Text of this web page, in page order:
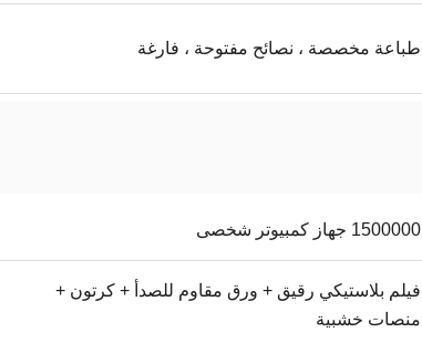
طباعة مخصصة ، نصائح مفتوحة ، فارغة
1500000 جهاز كمبيوتر شخصى
فيلم بلاستيكي رقيق + ورق مقاوم للصدأ + كرتون +
منصات خشبية